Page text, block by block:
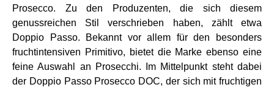
Prosecco. Zu den Produzenten, die sich diesem
genussreichen Stil verschrieben haben, zählt etwa
Doppio Passo. Bekannt vor allem für den besonders
fruchtintensiven Primitivo, bietet die Marke ebenso eine
feine Auswahl an Prosecchi. Im Mittelpunkt steht dabei
der Doppio Passo Prosecco DOC, der sich mit fruchtigen